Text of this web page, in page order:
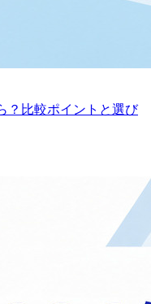
？比較ポイントと選び